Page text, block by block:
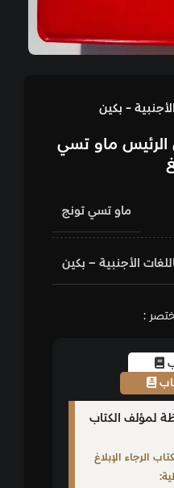
- بكين
ماو تسي
ماو تسي تونج
الأجنبية – بكين
:
لمؤلف الكتاب
الرجاء الإبلاغ